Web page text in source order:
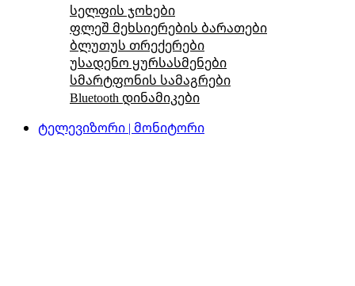
სელფის ჯოხები
ფლეშ მეხსიერების ბარათები
ბლუთუს თრექერები
უსადენო ყურსასმენები
სმარტფონის სამაგრები
Bluetooth დინამიკები
ტელევიზორი | მონიტორი